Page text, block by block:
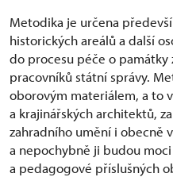
Metodika je určena
historických areálů a další
do procesu péče o
pracovníků státní správy.
oborovým materiálem, a to
a krajinářských architektů,
zahradního umění i obecně
a nepochybně ji budou
a pedagogové příslušných